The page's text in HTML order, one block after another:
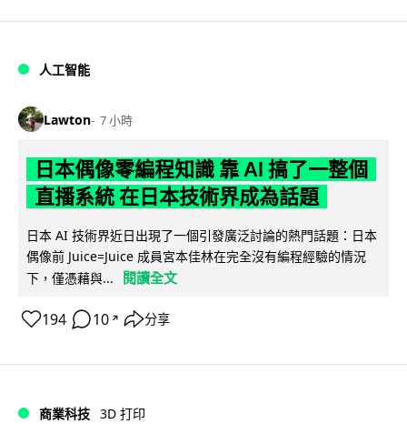
人工智能
Lawton 7 小時
日本偶像零編程知識 靠 AI 搞了一整個
直播系統 在日本技術界成為話題
日本 AI 技術界近日出現了一個引發廣泛討論的熱門話題：日本
偶像前 Juice=Juice 成員宮本佳林在完全沒有編程經驗的情況
下，僅憑藉與...
閱讀全文
194 10 ↗ 分享
商業科技 3D 打印